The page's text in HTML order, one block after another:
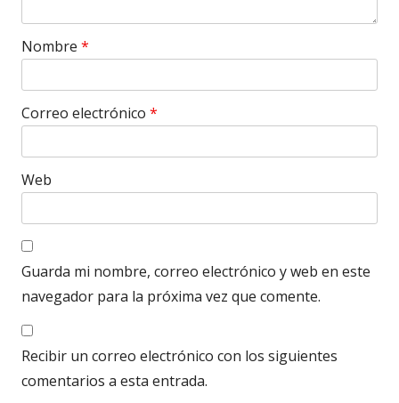
Nombre *
Correo electrónico *
Web
Guarda mi nombre, correo electrónico y web en este
navegador para la próxima vez que comente.
Recibir un correo electrónico con los siguientes
comentarios a esta entrada.